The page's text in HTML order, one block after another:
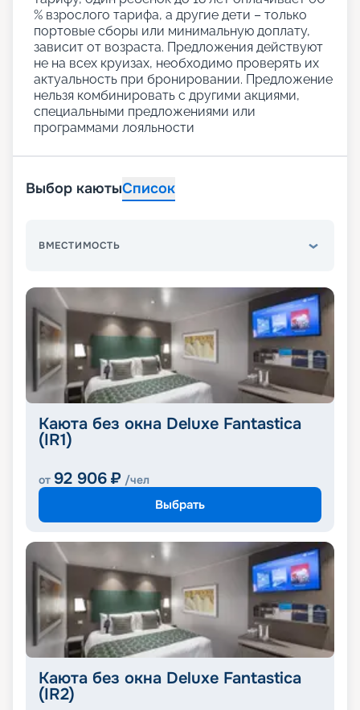
% взрослого тарифа, а другие дети – только
портовые сборы или минимальную доплату,
зависит от возраста. Предложения действуют
не на всех круизах, необходимо проверять их
актуальность при бронировании. Предложение
нельзя комбинировать с другими акциями,
специальными предложениями или
программами лояльности
Выбор каютыСписок
ВМЕСТИМОСТЬ
Каюта без окна Deluxe Fantastica
(IR1)
от 92 906 ₽ /чел
Выбрать
Каюта без окна Deluxe Fantastica
(IR2)